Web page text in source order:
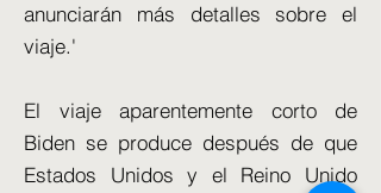
anunciarán más detalles sobre el
viaje.'
El viaje aparentemente corto de
Biden se produce después de que
Estados Unidos y el Reino Unido